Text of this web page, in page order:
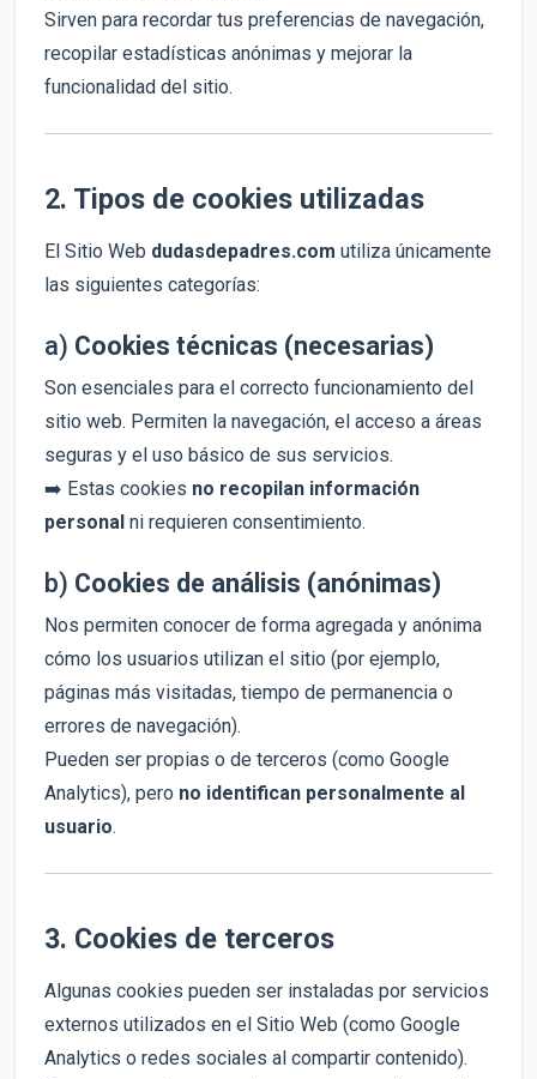
Sirven para recordar tus preferencias de navegación,
recopilar estadísticas anónimas y mejorar la
funcionalidad del sitio.
2. Tipos de cookies utilizadas
El Sitio Web dudasdepadres.com utiliza únicamente
las siguientes categorías:
a) Cookies técnicas (necesarias)
Son esenciales para el correcto funcionamiento del
sitio web. Permiten la navegación, el acceso a áreas
seguras y el uso básico de sus servicios.
➡️ Estas cookies no recopilan información
personal ni requieren consentimiento.
b) Cookies de análisis (anónimas)
Nos permiten conocer de forma agregada y anónima
cómo los usuarios utilizan el sitio (por ejemplo,
páginas más visitadas, tiempo de permanencia o
errores de navegación).
Pueden ser propias o de terceros (como Google
Analytics), pero no identifican personalmente al
usuario.
3. Cookies de terceros
Algunas cookies pueden ser instaladas por servicios
externos utilizados en el Sitio Web (como Google
Analytics o redes sociales al compartir contenido).